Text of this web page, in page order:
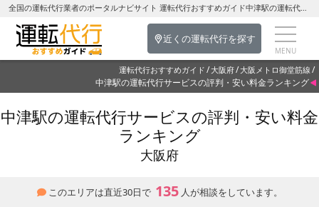
全国の運転代行業者のポータルナビサイト 運転代行おすすめガイド中津駅の運転代行を探す-大阪府の運転代行
近くの運転代行を探す
運転代行おすすめガイド 大阪府 大阪メトロ御堂筋線
中津駅の運転代行サービスの評判・安い料金ランキング
中津駅の運転代行サービスの評判・安い料金
ランキング
大阪府
このエリアは直近30日で 135 人が相談をしています。